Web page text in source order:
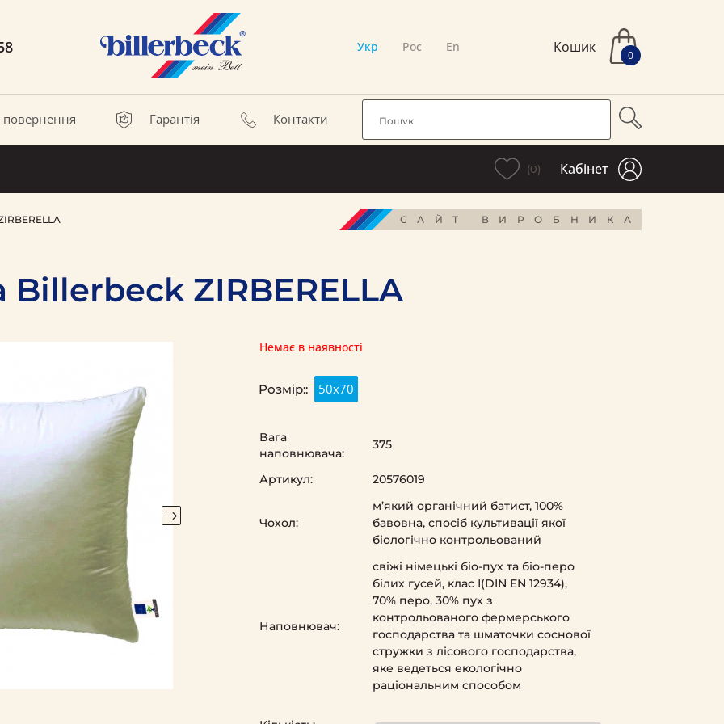
Укр Рос En Кошик 0
повернення Гарантія Контакти
(0) Кабінет
САЙТ ВИРОБНИКА
ZIRBERELLA
Немає в наявності
Розмір:: 50х70
Вага
наповнювача:
375
Артикул: 20576019
Чохол:
м’який органічний батист, 100%
бавовна, спосіб культивації якої
біологічно контрольований
Наповнювач:
свіжі німецькі біо-пух та біо-перо
білих гусей, клас І(DIN EN 12934),
70% перо, 30% пух з
контрольованого фермерського
господарства та шматочки соснової
стружки з лісового господарства,
яке ведеться екологічно
раціональним способом